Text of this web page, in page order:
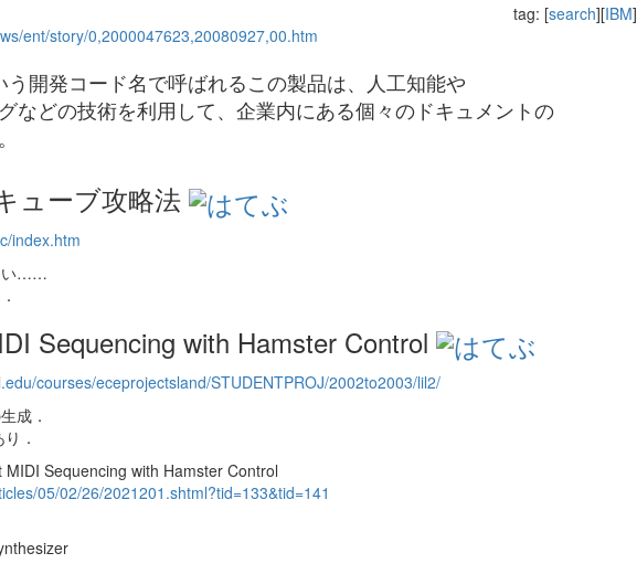
tag: [search][IBM]
ent/story/0,2000047623,20080927,00.htm
う開発コード名で呼ばれるこの製品は、人工知能や
などの技術を利用して、企業内にある個々のドキュメントの
ューブ攻略法
index.htm
い……
Sequencing with Hamster Control
courses/eceprojectsland/STUDENTPROJ/2002to2003/lil2/
成．
．
Sequencing with Hamster Control
05/02/26/2021201.shtml?tid=133&tid=141